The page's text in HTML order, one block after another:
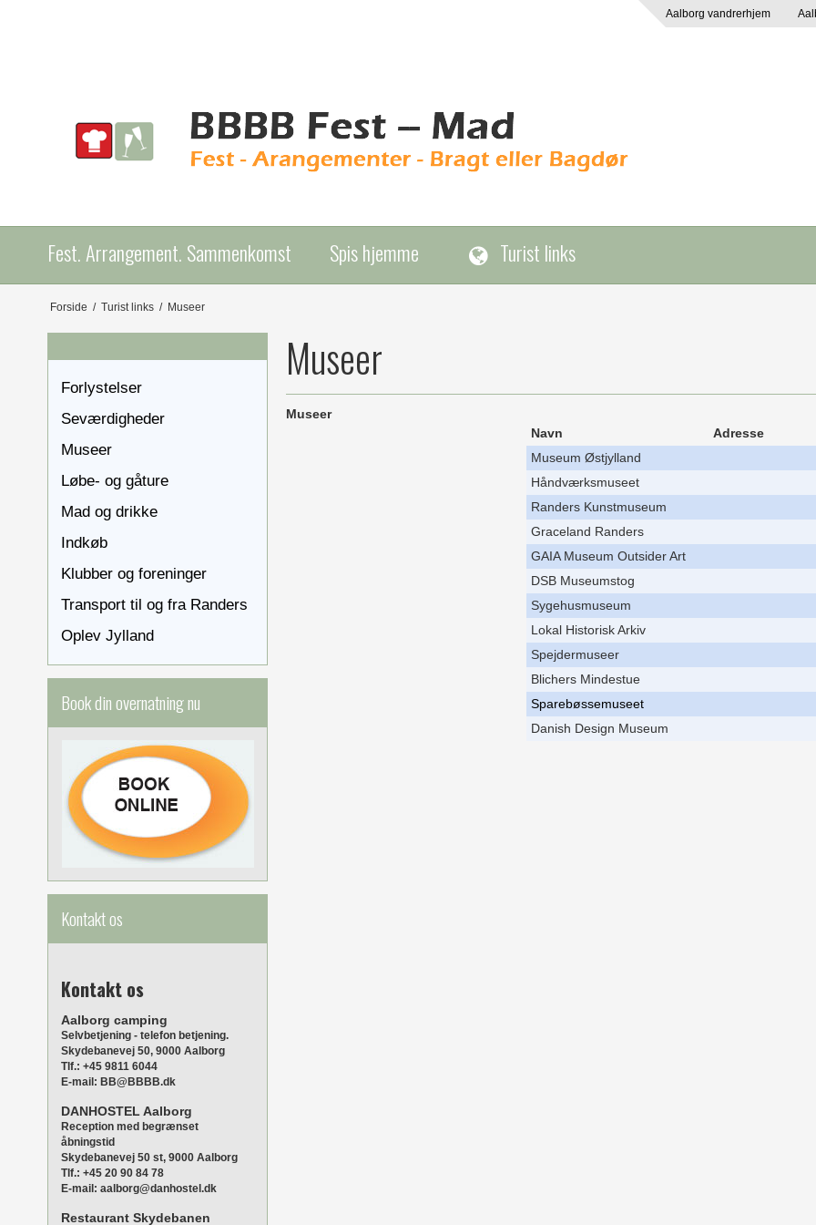
Aalborg vandrerhjem
Fest. Arrangement. Sammenkomst Spis hjemme Turist links
Forside / Turist links / Museer
Forlystelser
Seværdigheder
Museer
Løbe- og gåture
Mad og drikke
Indkøb
Klubber og foreninger
Transport til og fra Randers
Oplev Jylland
Book din overnatning nu
Kontakt os
Kontakt os
Aalborg camping
Selvbetjening - telefon betjening.
Skydebanevej 50, 9000 Aalborg
Tlf.: +45 9811 6044
E-mail: BB@BBBB.dk
DANHOSTEL Aalborg
Reception med begrænset
åbningstid
Skydebanevej 50 st, 9000 Aalborg
Tlf.: +45 20 90 84 78
E-mail: aalborg@danhostel.dk
Restaurant Skydebanen
Museer
Museer
Navn
Adresse
Museum Østjylland
Håndværksmuseet
Randers Kunstmuseum
Graceland Randers
GAIA Museum Outsider Art
DSB Museumstog
Sygehusmuseum
Lokal Historisk Arkiv
Spejdermuseer
Blichers Mindestue
Sparebøssemuseet
Danish Design Museum